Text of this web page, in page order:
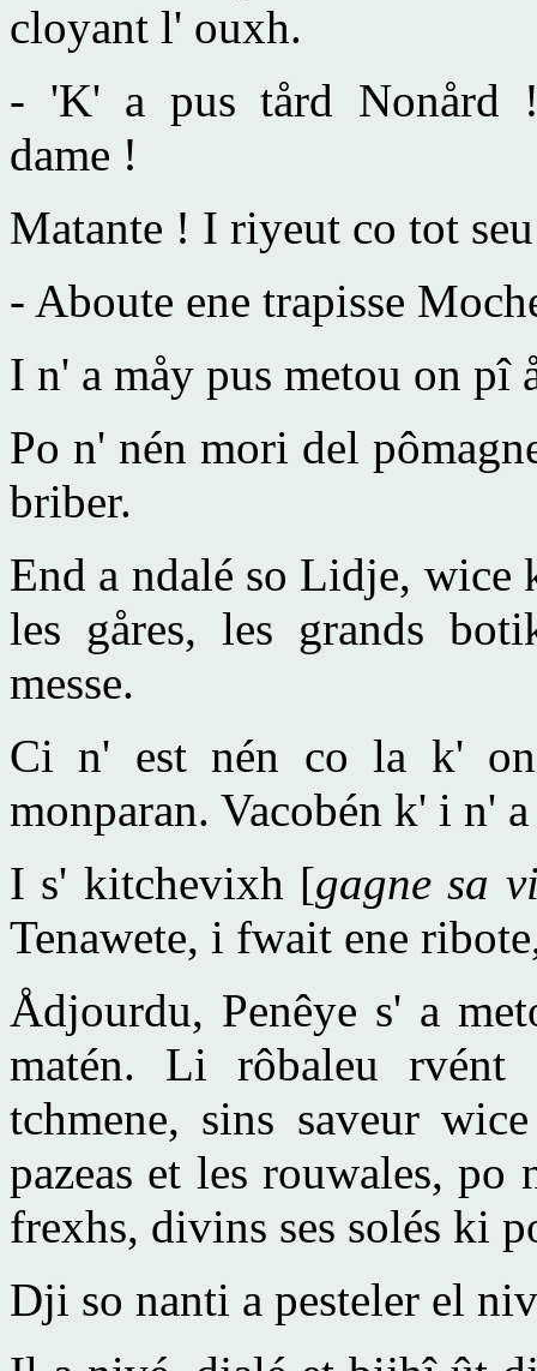
cloyant l' ouxh.
- 'K' a pus tård Nonård !
dame !
Matante ! I riyeut co tot
- Aboute ene trapisse
I n' a måy pus metou on pî
Po n' nén mori del
briber.
End a ndalé so Lidje,
les gåres, les grands
messe.
Ci n' est nén co la k' on
monparan. Vacobén k' i n'
I s' kitchevixh [gagne sa
Tenawete, i fwait ene
Ådjourdu, Penêye s' a
matén. Li rôbaleu
tchmene, sins saveur
pazeas et les rouwales, po
frexhs, divins ses solés ki
Dji so nanti a pesteler el